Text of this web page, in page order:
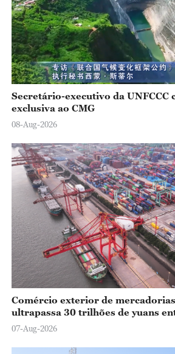
Secretário-executivo da UNFCCC
exclusiva ao CMG
08-Aug-2026
Comércio exterior de
ultrapassa 30 trilhões de yuans
07-Aug-2026